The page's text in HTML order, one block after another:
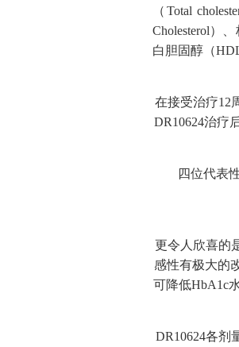
（Total
Cholesterol）
白胆固醇（
在接受治疗12
DR10624治疗
四位代表
更令人欣喜的
感性有极大的
可降低HbA1c
DR10624各剂